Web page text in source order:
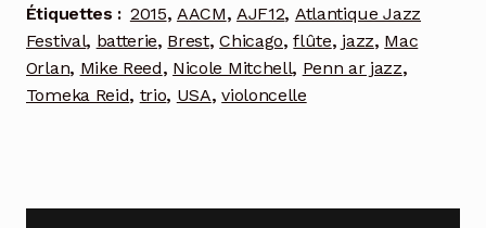
Étiquettes : 2015, AACM, AJF12, Atlantique Jazz
Festival, batterie, Brest,Chicago,flûte, jazz, Mac
Orlan, Mike Reed, Nicole Mitchell, Penn ar jazz,
Tomeka Reid, trio, USA,violoncelle